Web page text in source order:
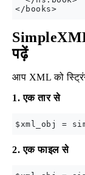
पढ़ें
आप XML को
1. एक तार से
2. एक फाइल से